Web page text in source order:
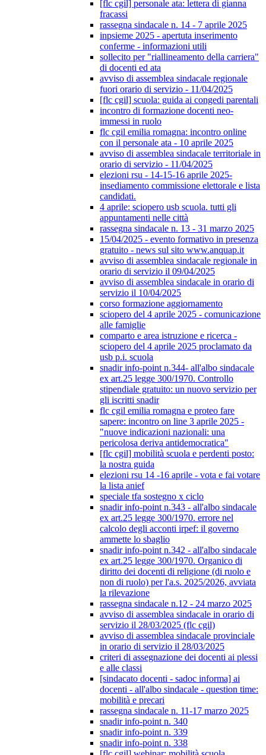
[flc cgil] personale ata: lettera di gianna
fracassi
rassegna sindacale n. 14 - 7 aprile 2025
inpsieme 2025 - apertuta inserimento
conferme - informazioni utili
sollecito per "riallineamento della carriera"
di docenti ed ata
avviso di assemblea sindacale regionale
fuori orario di servizio - 11/04/2025
[flc cgil] scuola: guida ai congedi parentali
incontro di formazione docenti neo-
immessi in ruolo
flc cgil emilia romagna: incontro online
con il personale ata - 10 aprile 2025
avviso di assemblea sindacale territoriale in
orario di servizio - 11/04/2025
elezioni rsu - 14-15-16 aprile 2025-
insediamento commissione elettorale e lista
candidati.
4 aprile: sciopero usb scuola. tutti gli
appuntamenti nelle città
rassegna sindacale n. 13 - 31 marzo 2025
15/04/2025 - evento formativo in presenza
gratuito - news sul sito www.anquap.it
avviso di assemblea sindacale regionale in
orario di servizio il 09/04/2025
avviso di assemblea sindacale in orario di
servizio il 10/04/2025
corso formazione aggiornamento
sciopero del 4 aprile 2025 - comunicazione
alle famiglie
comparto e area istruzione e ricerca -
sciopero del 4 aprile 2025 proclamato da
usb p.i. scuola
snadir info-point n.344- all'albo sindacale
ex art.25 legge 300/1970. Controllo
stipendiale gratuito: un nuovo servizio per
gli iscritti snadir
flc cgil emilia romagna e proteo fare
sapere: incontro on line 3 aprile 2025 -
"nuove indicazioni nazionali: una
pericolosa deriva antidemocratica"
[flc cgil] mobilità scuola e perdenti posto:
la nostra guida
elezioni rsu 14 -16 aprile - vota e fai votare
la lista anief
speciale tfa sostegno x ciclo
snadir info-point n.343 - all'albo sindacale
ex art.25 legge 300/1970. errore nel
calcolo degli acconti irpef: il governo
ammette lo sbaglio
snadir info-point n.342 - all'albo sindacale
ex art.25 legge 300/1970. Organico di
diritto dei docenti di religione (di ruolo e
non di ruolo) per l'a.s. 2025/2026, avviata
la rilevazione
rassegna sindacale n.12 - 24 marzo 2025
avviso di assemblea sindacale in orario di
servizio il 28/03/2025 (flc cgil)
avviso di assemblea sindacale provinciale
in orario di servizio il 28/03/2025
criteri di assegnazione dei docenti ai plessi
e alle classi
[sindacato docenti - sadoc informa] ai
docenti - all'albo sindacale - question time:
mobilità e precari
rassegna sindacale n. 11-17 marzo 2025
snadir info-point n. 340
snadir info-point n. 339
snadir info-point n. 338